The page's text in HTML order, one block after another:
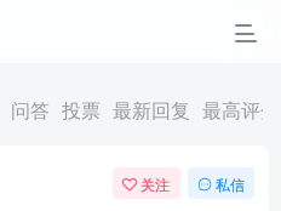
问答 投票 最新回复 最高评分
关注 私信